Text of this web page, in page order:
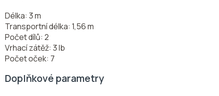
Délka: 3 m
Transportní délka: 1,56 m
Počet dílů: 2
Vrhací zátěž: 3 lb
Počet oček: 7
Doplňkové parametry